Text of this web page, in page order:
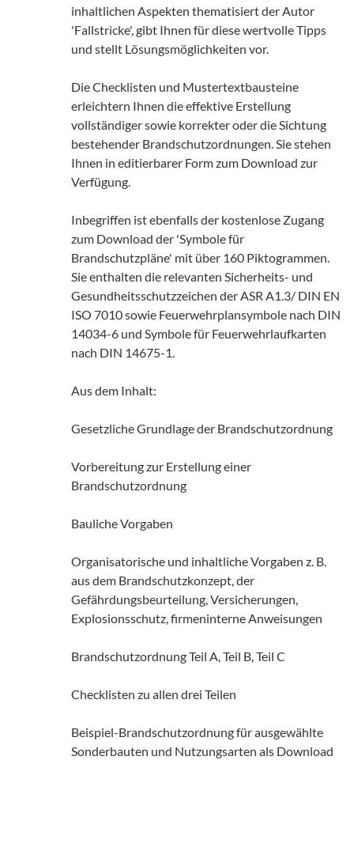
inhaltlichen Aspekten thematisiert der Autor
'Fallstricke', gibt Ihnen für diese wertvolle Tipps
und stellt Lösungsmöglichkeiten vor.
Die Checklisten und Mustertextbausteine
erleichtern Ihnen die effektive Erstellung
vollständiger sowie korrekter oder die Sichtung
bestehender Brandschutzordnungen. Sie stehen
Ihnen in editierbarer Form zum Download zur
Verfügung.
Inbegriffen ist ebenfalls der kostenlose Zugang
zum Download der 'Symbole für
Brandschutzpläne' mit über 160 Piktogrammen.
Sie enthalten die relevanten Sicherheits- und
Gesundheitsschutzzeichen der ASR A1.3/ DIN EN
ISO 7010 sowie Feuerwehrplansymbole nach DIN
14034-6 und Symbole für Feuerwehrlaufkarten
nach DIN 14675-1.
Aus dem Inhalt:
Gesetzliche Grundlage der Brandschutzordnung
Vorbereitung zur Erstellung einer
Brandschutzordnung
Bauliche Vorgaben
Organisatorische und inhaltliche Vorgaben z. B.
aus dem Brandschutzkonzept, der
Gefährdungsbeurteilung, Versicherungen,
Explosionsschutz, firmeninterne Anweisungen
Brandschutzordnung Teil A, Teil B, Teil C
Checklisten zu allen drei Teilen
Beispiel-Brandschutzordnung für ausgewählte
Sonderbauten und Nutzungsarten als Download